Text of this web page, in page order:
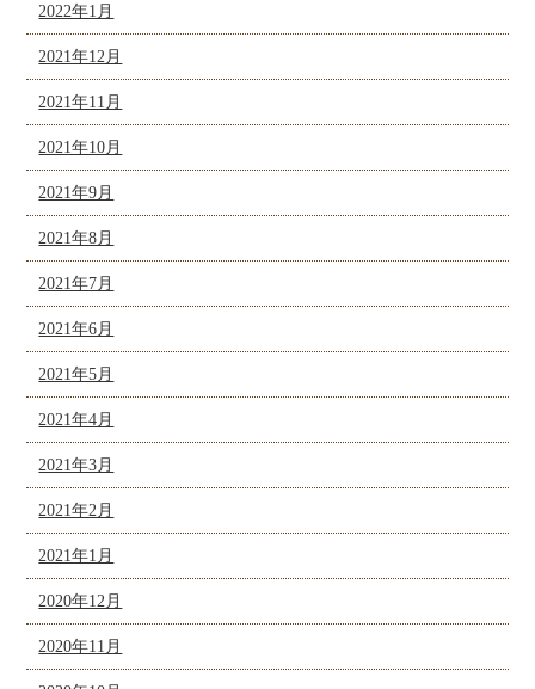
2022年1月
2021年12月
2021年11月
2021年10月
2021年9月
2021年8月
2021年7月
2021年6月
2021年5月
2021年4月
2021年3月
2021年2月
2021年1月
2020年12月
2020年11月